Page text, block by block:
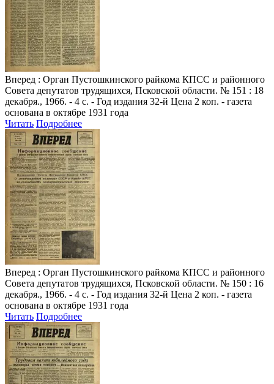
Вперед : Орган Пустошкинского райкома КПСС и районного
Совета депутатов трудящихся, Псковской области. № 151 : 18
декабря., 1966. - 4 с. - Год издания 32-й Цена 2 коп. - газета
основана в октябре 1931 года
Читать Подробнее
Вперед : Орган Пустошкинского райкома КПСС и районного
Совета депутатов трудящихся, Псковской области. № 150 : 16
декабря., 1966. - 4 с. - Год издания 32-й Цена 2 коп. - газета
основана в октябре 1931 года
Читать Подробнее